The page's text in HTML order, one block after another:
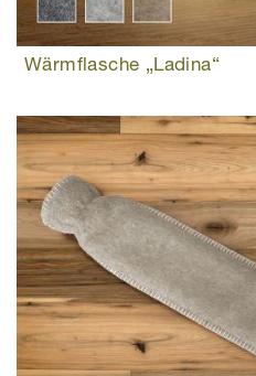
Wärmflasche „Ladina“